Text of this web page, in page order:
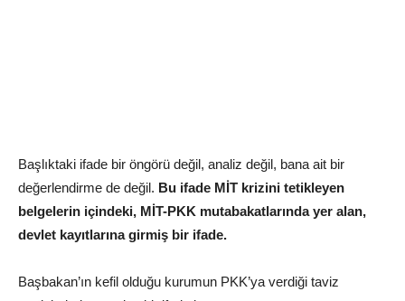
Başlıktaki ifade bir öngörü değil, analiz değil, bana ait bir
değerlendirme de değil. Bu ifade MİT krizini tetikleyen
belgelerin içindeki, MİT-PKK mutabakatlarında yer alan,
devlet kayıtlarına girmiş bir ifade.
Başbakan’ın kefil olduğu kurumun PKK’ya verdiği taviz